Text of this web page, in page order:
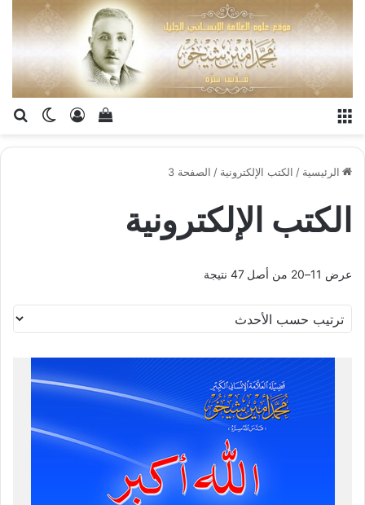
الوضعتسجيل
إستعراض سلة
الرئيسية / الكتب الإلكترونية / الصفحة 3
الكتب الإلكترونية
عرض 11–20 من أصل 47 نتيجة